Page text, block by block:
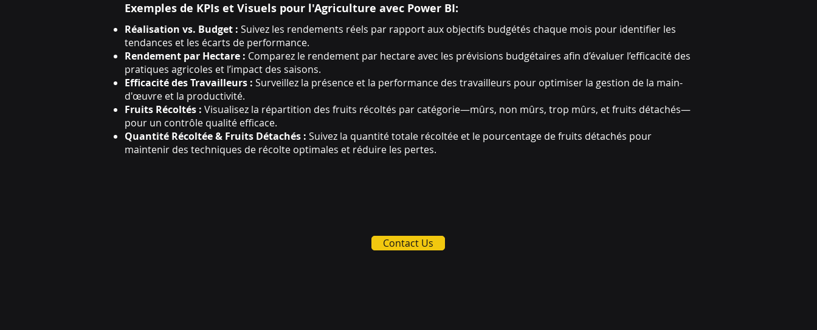
Exemples de KPIs et Visuels pour l'Agriculture avec Power BI:
Réalisation vs. Budget : Suivez les rendements réels par rapport aux objectifs budgétés chaque mois pour identifier les
tendances et les écarts de performance.
Rendement par Hectare : Comparez le rendement par hectare avec les prévisions budgétaires afin d’évaluer l’efficacité des
pratiques agricoles et l’impact des saisons.
Efficacité des Travailleurs : Surveillez la présence et la performance des travailleurs pour optimiser la gestion de la main-
d'œuvre et la productivité.
Fruits Récoltés : Visualisez la répartition des fruits récoltés par catégorie—mûrs, non mûrs, trop mûrs, et fruits détachés—
pour un contrôle qualité efficace.
Quantité Récoltée & Fruits Détachés : Suivez la quantité totale récoltée et le pourcentage de fruits détachés pour
maintenir des techniques de récolte optimales et réduire les pertes.
Contact Us